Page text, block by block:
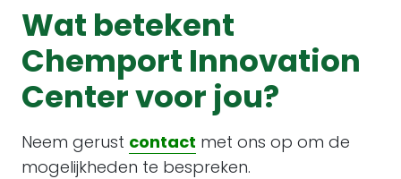
Wat betekent
Chemport Innovation
Center voor jou?
Neem gerust contact met ons op om de
mogelijkheden te bespreken.